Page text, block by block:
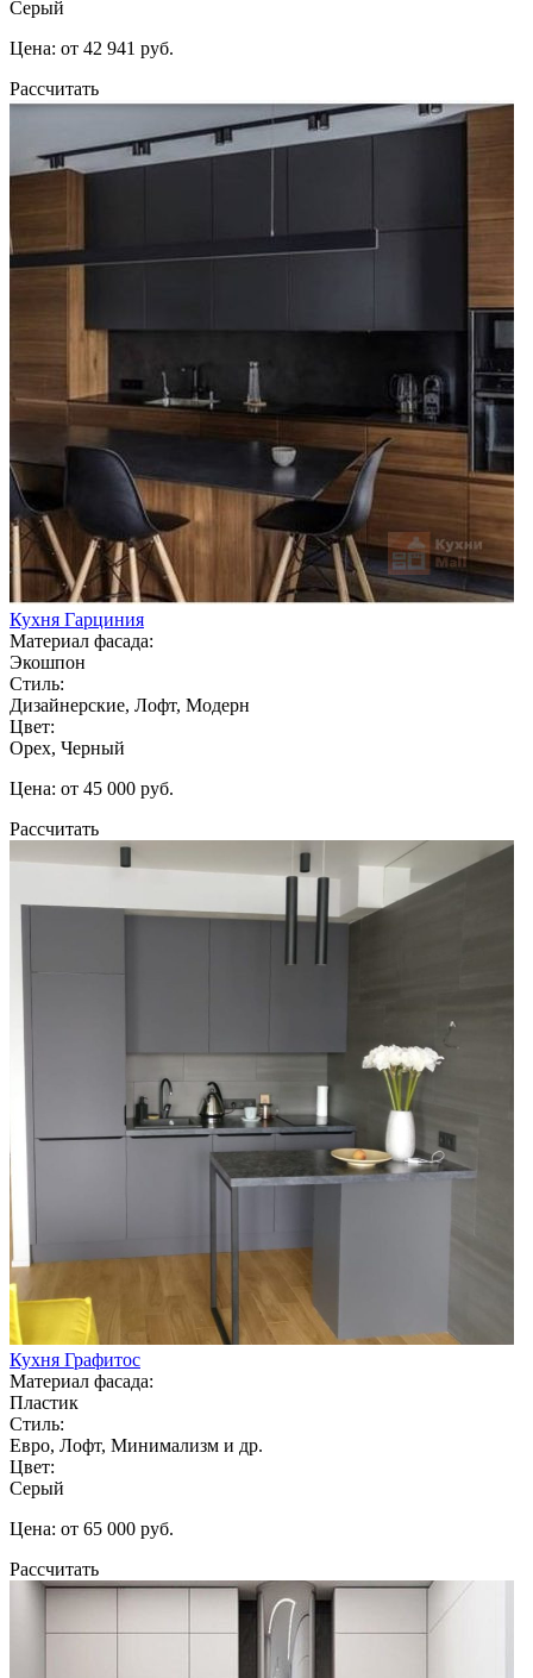
Серый
Цена: от 42 941 руб.
Рассчитать
Кухня Гарциния
Материал фасада:
Экошпон
Стиль:
Дизайнерские, Лофт, Модерн
Цвет:
Орех, Черный
Цена: от 45 000 руб.
Рассчитать
Кухня Графитос
Материал фасада:
Пластик
Стиль:
Евро, Лофт, Минимализм и др.
Цвет:
Серый
Цена: от 65 000 руб.
Рассчитать